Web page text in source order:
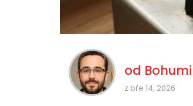
od
z bře 14, 2026